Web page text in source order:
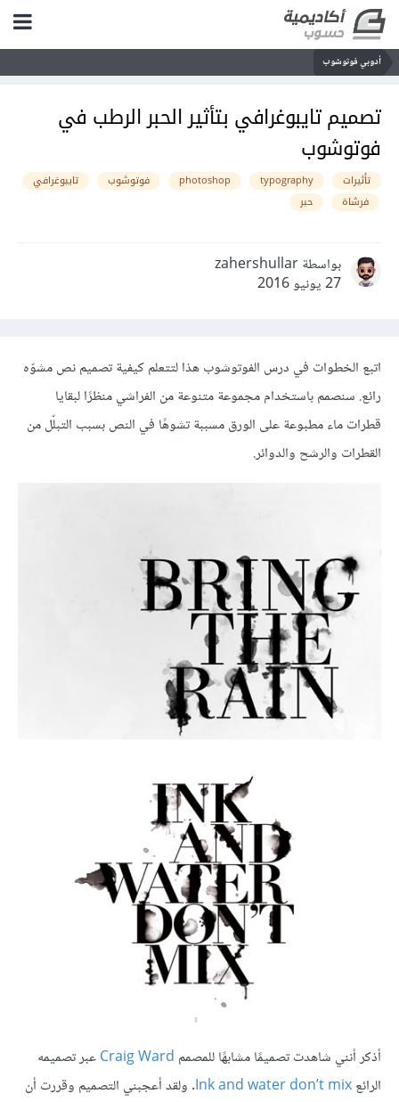
أدوبي فوتوشوب
تصميم تايبوغرافي بتأثير الحبر الرطب في
فوتوشوب
تأثيرات typography
photoshop فوتوشوب
تايبوغرافي
فرشاة
حبر
بواسطة zahershullar
27 يونيو 2016
اتبع الخطوات في درس الفوتوشوب هذا لتتعلم كيفية تصميم نص مشوّه
رائع. سنصمم باستخدام مجموعة متنوعة من الفراشي منظرًا لبقايا
قطرات ماء مطبوعة على الورق مسببة تشوهًا في النص بسبب التبلّل من
القطرات والرشح والدوائر.
أذكر أنني شاهدت تصميمًا مشابهًا للمصمم Craig Wardعبر تصميمه
الرائعInk and water don’t mix. ولقد أعجبني التصميم وقررت أن